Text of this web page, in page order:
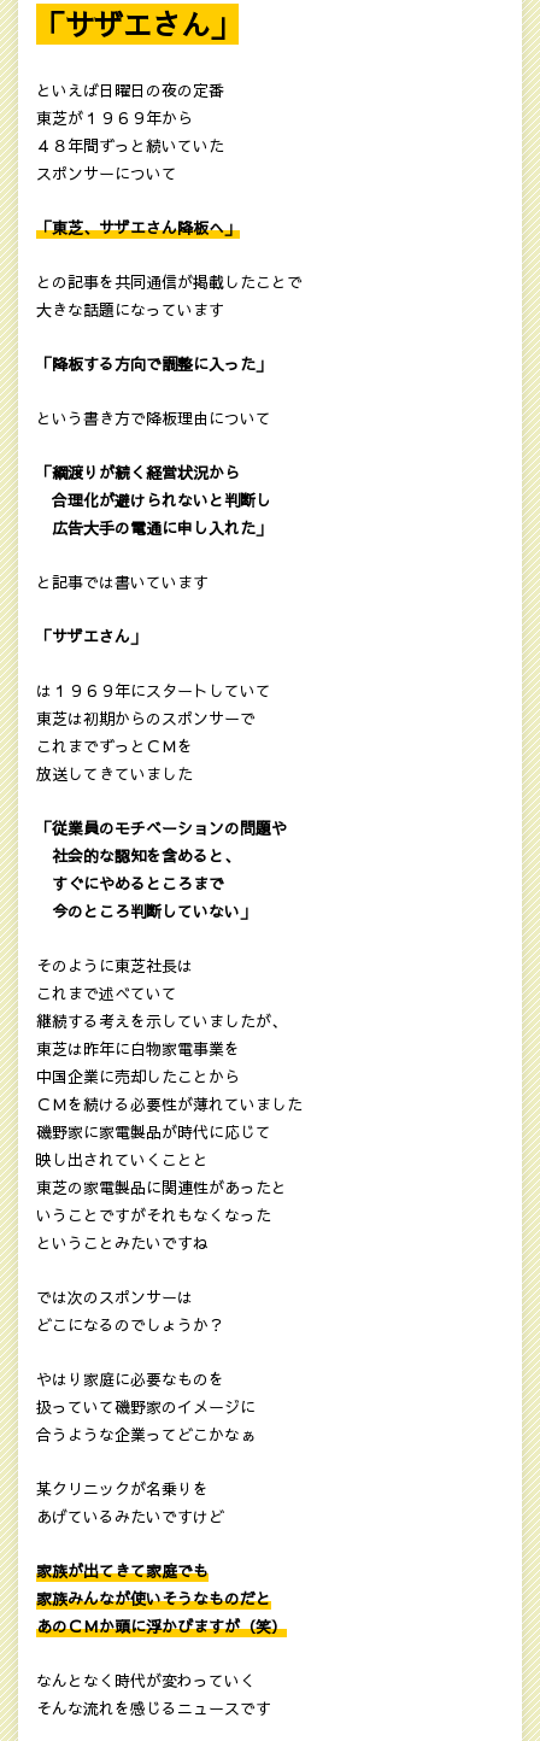
「サザエさん」
といえば日曜日の夜の定番
東芝が１９６９年から
４８年間ずっと続いていた
スポンサーについて
「東芝、サザエさん降板へ」
との記事を共同通信が掲載したことで
大きな話題になっています
「降板する方向で調整に入った」
という書き方で降板理由について
「綱渡りが続く経営状況から
合理化が避けられないと判断し
広告大手の電通に申し入れた」
と記事では書いています
「サザエさん」
は１９６９年にスタートしていて
東芝は初期からのスポンサーで
これまでずっとＣＭを
放送してきていました
「従業員のモチベーションの問題や
社会的な認知を含めると、
すぐにやめるところまで
今のところ判断していない」
そのように東芝社長は
これまで述べていて
継続する考えを示していましたが、
東芝は昨年に白物家電事業を
中国企業に売却したことから
ＣＭを続ける必要性が薄れていました
磯野家に家電製品が時代に応じて
映し出されていくことと
東芝の家電製品に関連性があったと
いうことですがそれもなくなった
ということみたいですね
では次のスポンサーは
どこになるのでしょうか？
やはり家庭に必要なものを
扱っていて磯野家のイメージに
合うような企業ってどこかなぁ
某クリニックが名乗りを
あげているみたいですけど
家族が出てきて家庭でも
家族みんなが使いそうなものだと
あのＣＭか頭に浮かびますが（笑）
なんとなく時代が変わっていく
そんな流れを感じるニュースです